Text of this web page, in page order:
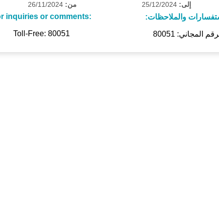
من:
إلى:
inquiries or comments:
والملاحظات:
Toll-Free: 80051
المجاني: 80051